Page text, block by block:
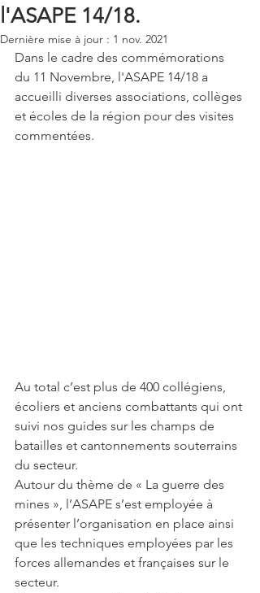
l'ASAPE 14/18.
Dernière mise à jour : 1 nov. 2021
Dans le cadre des commémorations
du 11 Novembre, l'ASAPE 14/18 a
accueilli diverses associations, collèges
et écoles de la région pour des visites
commentées.
Au total c’est plus de 400 collégiens,
écoliers et anciens combattants qui ont
suivi nos guides sur les champs de
batailles et cantonnements souterrains
du secteur.
Autour du thème de « La guerre des
mines », l’ASAPE s’est employée à
présenter l’organisation en place ainsi
que les techniques employées par les
forces allemandes et françaises sur le
secteur.